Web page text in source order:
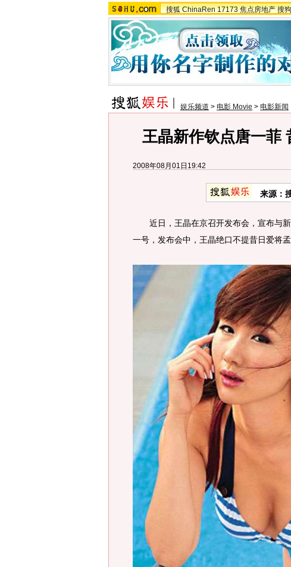
搜狐 ChinaRen 17173 焦点房地产 搜狗
娱乐频道 > 电影 Movie > 电影新闻
王晶新作钦点唐一菲
2008年08月01日19:42
来源：
近日，王晶在京召开发布会，宣布与新
一号，发布会中，王晶绝口不提昔日爱将